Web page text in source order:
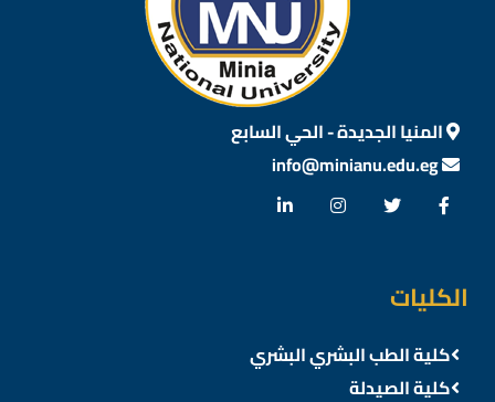
المنيا الجديدة - الحي السابع
الكليات
كلية الطب البشري البشري
كلية الصيدلة